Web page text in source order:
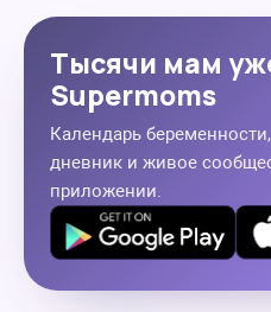
Тысячи мам
Supermoms
Календарь
дневник и живое
приложении.